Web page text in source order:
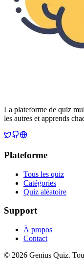
La plateforme de quiz
les autres et apprends
Plateforme
Tous les quiz
Catégories
Quiz aléatoire
Support
À propos
Contact
© 2026 Genius Quiz.